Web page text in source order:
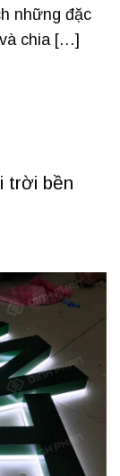
những đặc
chia […]
trời bền